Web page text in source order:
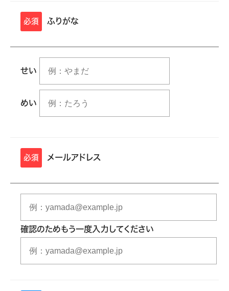
必須 ふりがな
せい
めい
必須 メールアドレス
確認のためもう一度入力してください